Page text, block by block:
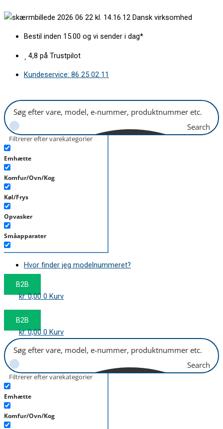
til
Dansk virksomhed
Bestil inden 15.00 og vi sender i dag*
4,8 på Trustpilot
Kundeservice: 86 25 02 11
Search
Filtrerer efter varekategorier
Emhætte
Komfur/Ovn/Kog
Køl/Frys
Opvasker
Småapparater
Støvsuger
Tørretumbler
Tilbehør/Plejemidler
Hvor finder jeg modelnummeret?
B2B
kr.0,00 0 Kurv
B2B
kr.0,00 0 Kurv
Search
Filtrerer efter varekategorier
Emhætte
Komfur/Ovn/Kog
dørhylde